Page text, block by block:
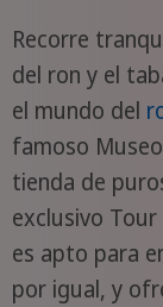
Recorre
del ron y el
el mundo del
famoso
tienda de
exclusivo
es apto para
por igual, y